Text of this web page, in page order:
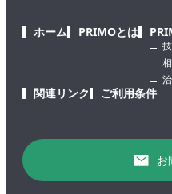
ホーム PRIMOとは
関連リンク ご利用条件
お